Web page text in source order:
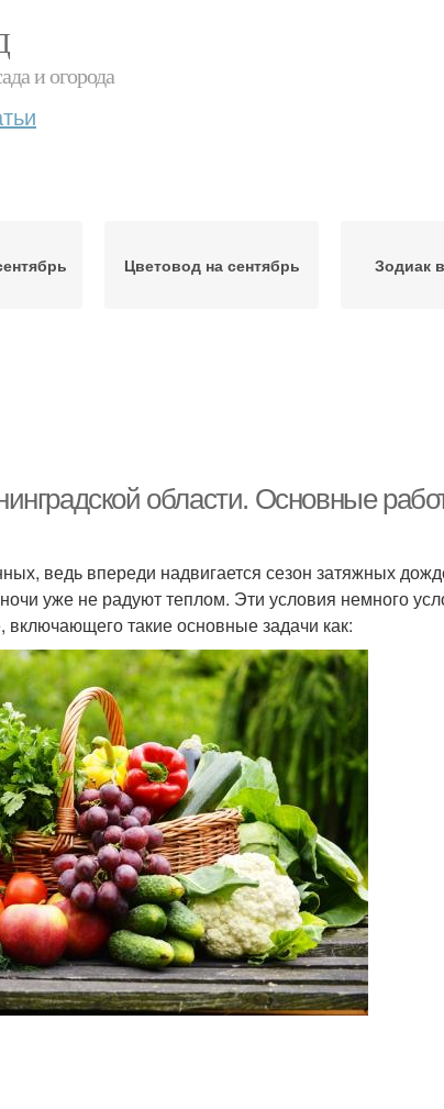
и огорода
Цветовод на сентябрь Зодиак
области. Основные
ведь впереди надвигается сезон затяжных
уже не радуют теплом. Эти условия немного
такие основные задачи как: